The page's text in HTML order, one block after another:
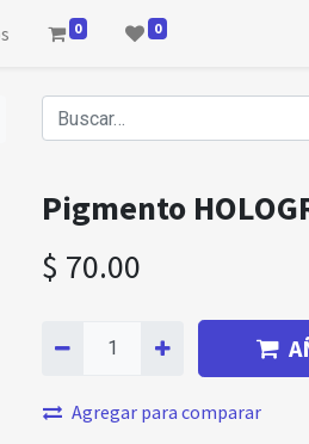
0 0
Pigmento
$ 70.00
Agregar para comparar